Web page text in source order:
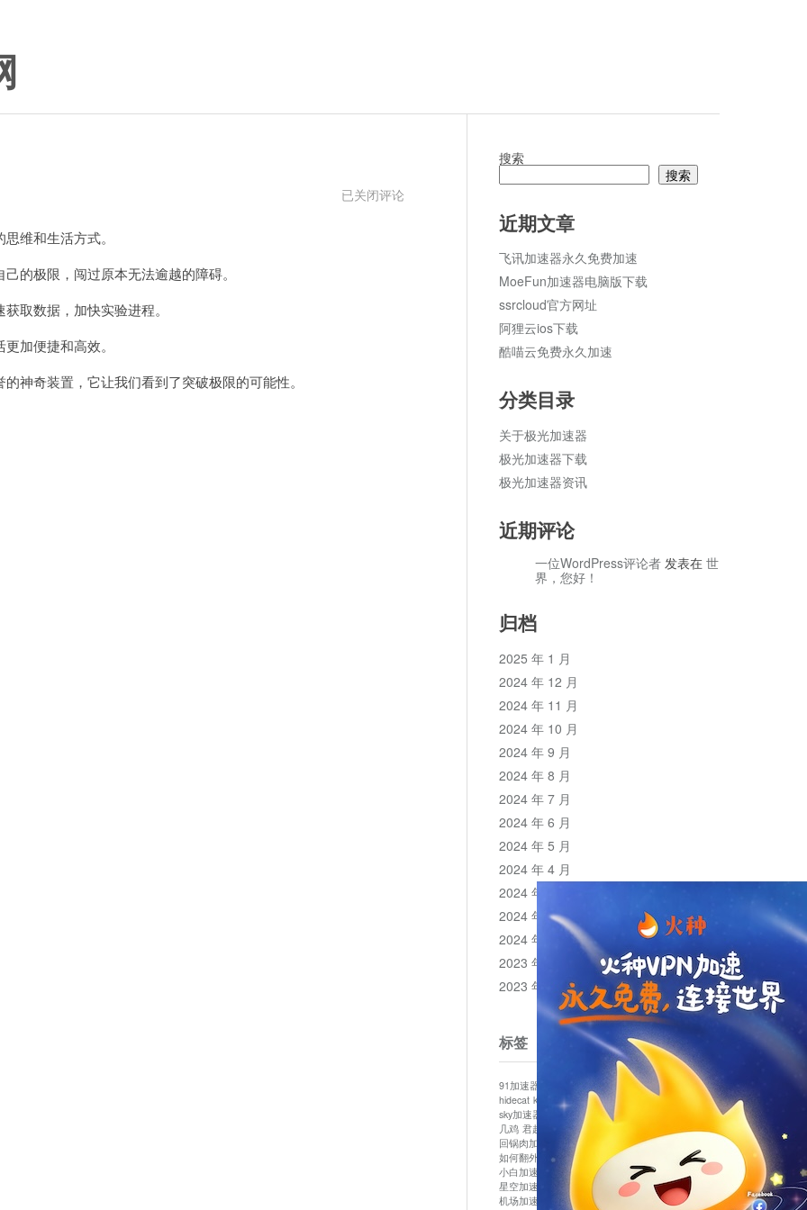
speed
已关闭评论
维和生活方式。
极限，闯过原本无法逾越的障碍。
数据，加快实验进程。
加便捷和高效。
奇装置，它让我们看到了突破极限的可能性。
搜索
搜索
近期文章
飞讯加速器永久免费加速
MoeFun加速器电脑版下载
ssrcloud官方网址
阿狸云ios下载
酷喵云免费永久加速
分类目录
关于极光加速器
极光加速器下载
极光加速器资讯
近期评论
一位WordPress评论者 发表在 世
界，您好！
归档
2025 年 1 月
2024 年 12 月
2024 年 11 月
2024 年 10 月
2024 年 9 月
2024 年 8 月
2024 年 7 月
2024 年 6 月
2024 年 5 月
2024 年 4 月
2024 年 3 月
2024 年 2 月
2024 年 1 月
2023 年 12 月
2023 年 11 月
标签
91加速器 bluelayer加速器
clash节点
hidecat kuai500 panda加速器
plex加速器
sky加速器
telegram加速器 中信加速器
云梯加速器
几鸡 君越加速器 哔咔漫画加速器
唐师傅加速器
回锅肉加速器
坚果加速器 壹点加速器
如何翻外墙网站 小哈vp加速器
小火箭加速器
小白加速器
布谷vp加速器 心阶云 快连
星空加速器
最新版clash安卓下载
月光加速器
机场加速器
松果云 极快加速器
梯子加速器